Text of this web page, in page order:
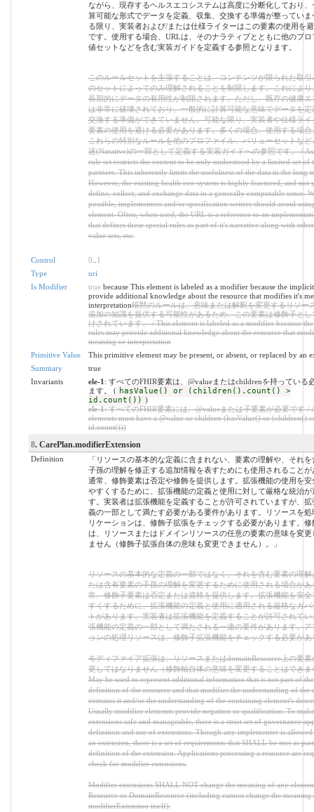
ながら、現存するヘルスエコシステムは高度に分断化しており、
算可能な形式でデータを定義、収集、交換する準備が整っていま
る限り、実装者および/または仕様ライターはこの要素の使用を
です。使用する場合、URLは、そのナラティブとともに他のプロ
値セットなどを含む実装ガイドを定義する参照となります。
このルールセットを主張することは、コンテンツが限られた取引
のセットによってのみ理解されることを制限します。これにより
長期的にデータの有用性が制限されます。ただし、既存の健康エ
は非常に破壊されており、一般的に計算可能な意味でデータを定
交換する準備ができていません。可能な限り、実装者や仕様ライ
要素の使用を避ける必要があります。多くの場合、使用する場合
これらの特別なルールを他のプロファイル、バリューセットなど
述(Narative)の一部として定義する実装ガイドへの参照です。 /
rule set restricts the content to be only understood by a limited set of
partners. This inherently limits the usefulness of the data in the long
However, the existing health eco-system is highly fractured, and not
define, collect, and exchange data in a generally computable sense.
possible, implementers and/or specification writers should avoid
element. Often, when used, the URL is a reference to an
that defines these special rules as part of it's narrative along with
value sets, etc.
Control 0
1
Type
uri
Is Modifier
truebecause This element is labeled as a modifier because the
provide additional knowledge about the resource that modifies it's
interpretation暗黙のルールは、意味または解釈を変更するリソー
追加の知識を提供する可能性があるため、この要素は修飾子とし
けされています。 / This element is labeled as a modifier because
rules may provide additional knowledge about the resource that
meaning or interpretation
Primitive Value
This primitive element may be present, or absent, or replaced by an
Summary
true
Invariants
ele-1 : すべてのFHIR要素は、@valueまたはchildrenを持っている
ます。 ( hasValue() or (children().count() >
id.count()) )
ele-1: すべてのFHIR要素には、@valueまたは子要素が必要です /
elements must have a @value or children (hasValue() or
id.count()))
8. CarePlan.modifierExtension
Definition
「リソースの基本的な定義に含まれない、要素の理解や、それ
子孫の理解を修正する追加情報を表すためにも使用されることが
通常、修飾要素は否定や修飾を提供します。拡張機能の使用を安
やすくするために、拡張機能の定義と使用に対して厳格な統治が
す。実装者は拡張機能を定義することが許可されていますが、拡
義の一部として満たす必要がある要件があります。リソースを処
リケーションは、修飾子拡張をチェックする必要があります。修
は、リソースまたはドメインリソースの任意の要素の意味を変更
ません（修飾子拡張自体の意味も変更できません）。」
リソースの基本的な定義の一部ではなく、それを含む要素の理解
たは含有要素の子孫の理解を変更するために使用される場合があ
常、修飾子要素は否定または資格を提供します。拡張機能を安全
すくするために、拡張機能の定義と使用に適用される厳格なガバ
トがあります。実装者は拡張機能を定義することが許可されてい
張機能の定義の一部として満たされる一連の要件があります。ア
ョンの処理リソースは、修飾子拡張機能をチェックする必要があ
モディファイア拡張は、リソースまたはdomainResource上の要
更してはなりません（修飾軸自体の意味を変更することはできま
May be used to represent additional information that is not part of
definition of the resource and that modifies the understanding of the
contains it and/or the understanding of the containing element's
Usually modifier elements provide negation or qualification. To
extensions safe and manageable, there is a strict set of governance
definition and use of extensions. Though any implementer is
an extension, there is a set of requirements that SHALL be met as
definition of the extension. Applications processing a resource are
check for modifier extensions.
Modifier extensions SHALL NOT change the meaning of any
Resource or DomainResource (including cannot change the meaning
modifierExtension itself).